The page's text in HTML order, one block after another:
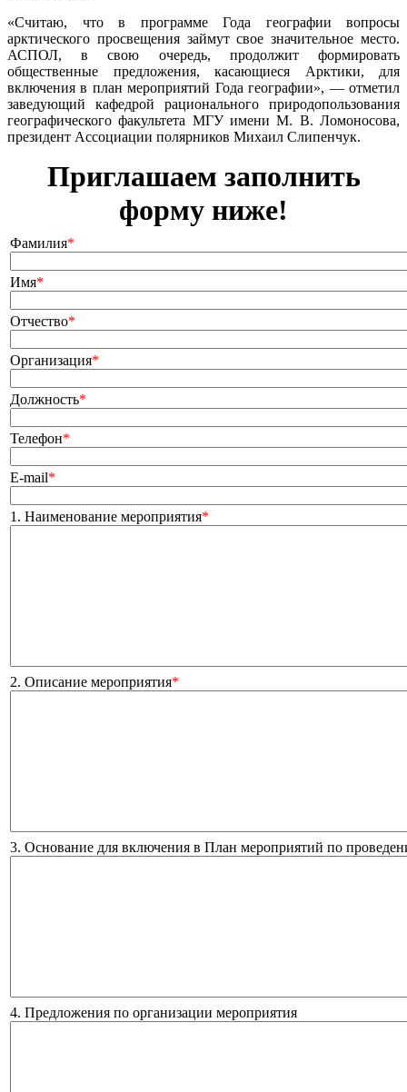
«Считаю, что в программе Года географии вопросы
арктического просвещения займут свое значительное место.
АСПОЛ, в свою очередь, продолжит формировать
общественные предложения, касающиеся Арктики, для
включения в план мероприятий Года географии», — отметил
заведующий кафедрой рационального природопользования
географического факультета МГУ имени М. В. Ломоносова,
президент Ассоциации полярников Михаил Слипенчук.
Приглашаем заполнить
форму ниже!
Фамилия*
Имя*
Отчество*
Организация*
Должность*
Телефон*
E-mail*
1. Наименование мероприятия*
2. Описание мероприятия*
3. Основание для включения в План мероприятий по
4. Предложения по организации мероприятия